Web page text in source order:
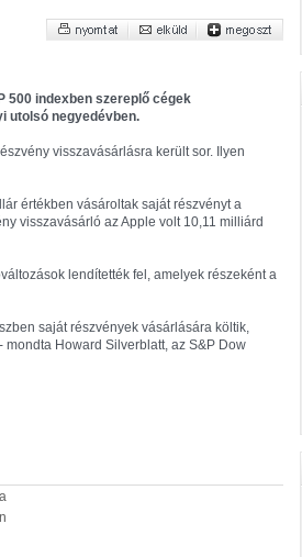
500 indexben szereplő cégek
utolsó negyedévben.
visszavásárlásra került sor. Ilyen
értékben vásároltak saját részvényt a
visszavásárló az Apple volt 10,11 milliárd
lendítették fel, amelyek részeként a
saját részvények vásárlására költik,
Howard Silverblatt, az S&P Dow